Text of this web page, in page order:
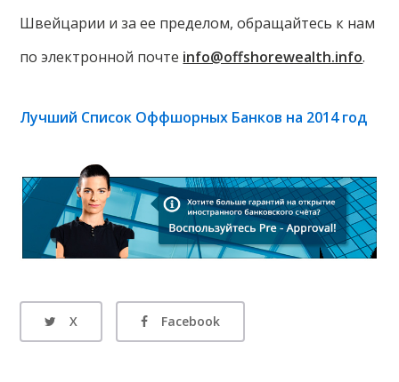
Швейцарии и за ее пределом, обращайтесь к нам
по электронной почте info@offshorewealth.info.
Лучший Список Оффшорных Банков на 2014 год
X Facebook